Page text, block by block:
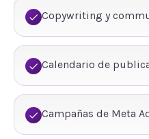
Copywriting y
Calendario de
Campañas de Meta